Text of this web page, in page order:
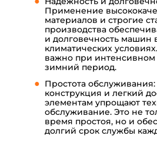
Применение
материалов и строгие
производства
и долговечность машин
климатических
важно при интенсивном
зимний период.
Простота
конструкция и легкий
элементам упрощают
обслуживание. Это не
время простоя, но и
долгий срок службы